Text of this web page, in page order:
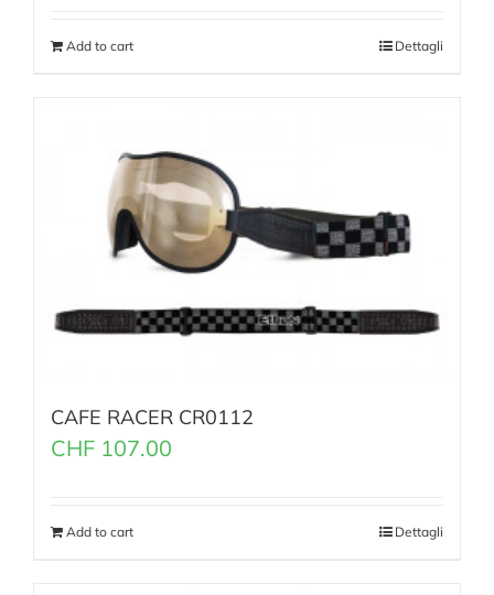
Add to cart Dettagli
CAFE RACER CR0112
CHF 107.00
Add to cart Dettagli